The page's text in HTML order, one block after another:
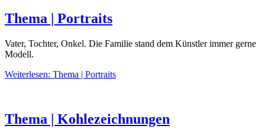
Thema | Portraits
Vater, Tochter, Onkel. Die Familie stand dem Künstler immer gerne
Modell.
Weiterlesen: Thema | Portraits
Thema | Kohlezeichnungen